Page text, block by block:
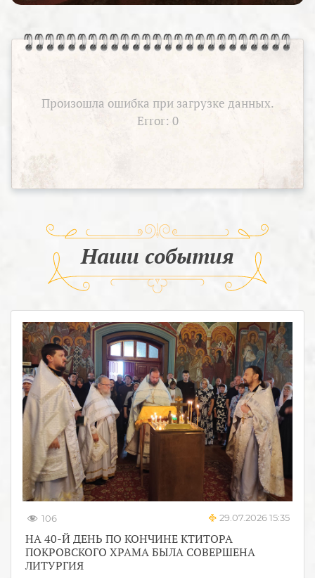
Произошла ошибка при загрузке данных.
Error: 0
Наши события
106 29.07.2026 15:35
НА 40-Й ДЕНЬ ПО КОНЧИНЕ КТИТОРА
ПОКРОВСКОГО ХРАМА БЫЛА СОВЕРШЕНА
ЛИТУРГИЯ